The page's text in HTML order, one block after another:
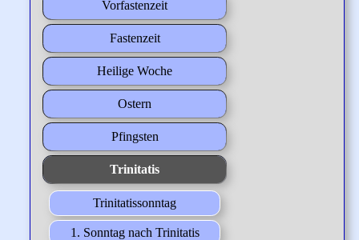
Vorfastenzeit
Fastenzeit
Heilige Woche
Ostern
Pfingsten
Trinitatis
Trinitatissonntag
1. Sonntag nach Trinitatis